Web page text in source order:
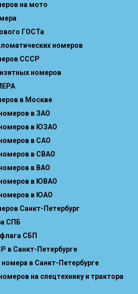
на мото
ГОСТа
номеров
СССР
номеров
в Москве
в ЗАО
в ЮЗАО
в САО
в СВАО
в ВАО
в ЮВАО
в ЮАО
Санкт-Петербург
СПБ
СБП
в Санкт-Петербурге
в Санкт-Петербурге
на спецтехнику и трактора